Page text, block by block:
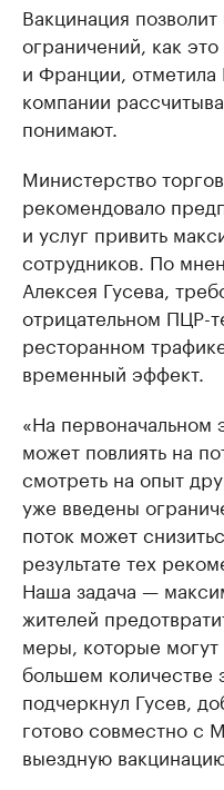
Вакцинация
ограничений, как
и Франции, отметила
компании
понимают.
Министерство
рекомендовало
и услуг привить
сотрудников. По
Алексея Гусева,
отрицательном ПЦР-
ресторанном
временный эффект.
«На первоначальном
может повлиять на
смотреть на опыт
уже введены
поток может
результате тех
Наша задача —
жителей
меры, которые
большем
подчеркнул Гусев,
готово совместно с
выездную